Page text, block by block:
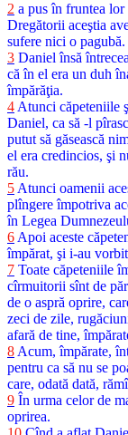
2 a pus în fruntea
Dregătorii aceştia
sufere nici o pagubă.
3 Daniel însă
că în el era un duh
împărăţia.
4Atunci căpeteniile
Daniel, ca să -l
putut să găsească
el era credincios, şi
rău.
5Atunci oamenii
plîngere împotriva
în Legea
6Apoi aceste
împărat, şi i-au
7 Toate căpeteniile
cîrmuitorii sînt de
de o aspră oprire,
zeci de zile,
afară de tine,
8Acum, împărate,
pentru ca să nu se
care, odată dată,
9 În urma celor de
oprirea.